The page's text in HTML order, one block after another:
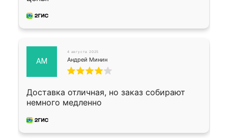
АМ
4 августа 2025
Андрей Минин
Доставка отличная, но заказ собирают
немного медленно